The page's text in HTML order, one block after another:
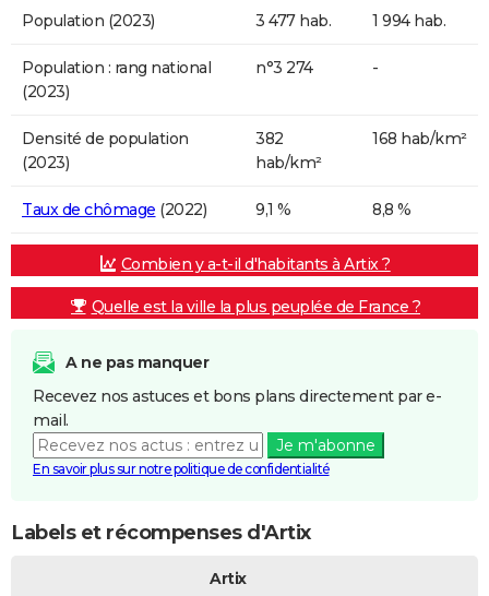
Population (2023) 3 477 hab. 1 994 hab.
Population : rang national
(2023)
n°3 274 -
Densité de population
(2023)
382
hab/km²
168 hab/km²
Taux de chômage (2022) 9,1 % 8,8 %
Combien y a-t-il d'habitants à Artix ?
Quelle est la ville la plus peuplée de France ?
A ne pas manquer
Recevez nos astuces et bons plans directement par e-
mail.
Je m'abonne
En savoir plus sur notre politique de confidentialité
Labels et récompenses d'Artix
Artix